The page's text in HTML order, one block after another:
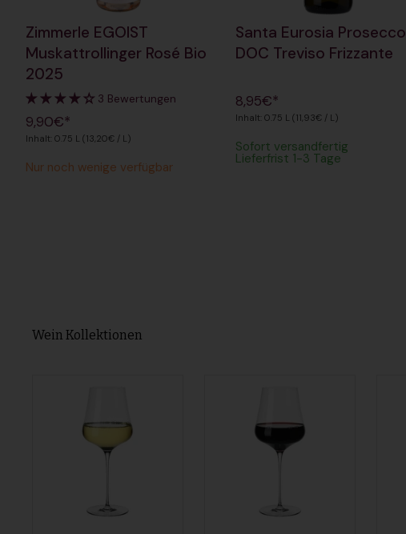
Zimmerle EGOIST
Muskattrollinger Rosé Bio
2025
3 Bewertungen
9,90€*
Inhalt: 0.75 L (13,20€ / L)
Nur noch wenige verfügbar
Santa Eurosia Prosecco
DOC Treviso Frizzante
8,95€*
Inhalt: 0.75 L (11,93€ / L)
Sofort versandfertig
Lieferfrist 1-3 Tage
Wein Kollektionen